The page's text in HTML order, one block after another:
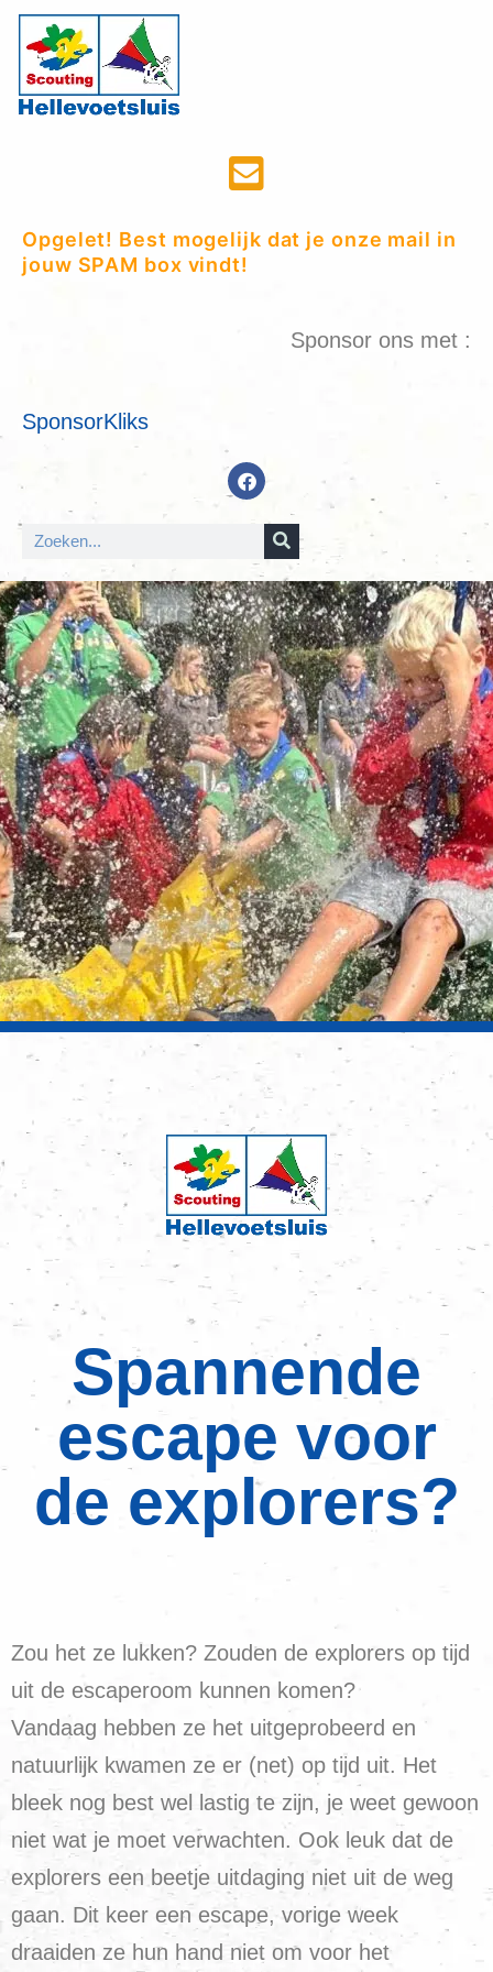
Opgelet! Best mogelijk dat je onze mail in
jouw SPAM box vindt!
Sponsor ons met :
SponsorKliks
Spannende
escape voor
de explorers?
Zou het ze lukken? Zouden de explorers op tijd
uit de escaperoom kunnen komen?
Vandaag hebben ze het uitgeprobeerd en
natuurlijk kwamen ze er (net) op tijd uit. Het
bleek nog best wel lastig te zijn, je weet gewoon
niet wat je moet verwachten. Ook leuk dat de
explorers een beetje uitdaging niet uit de weg
gaan. Dit keer een escape, vorige week
draaiden ze hun hand niet om voor het